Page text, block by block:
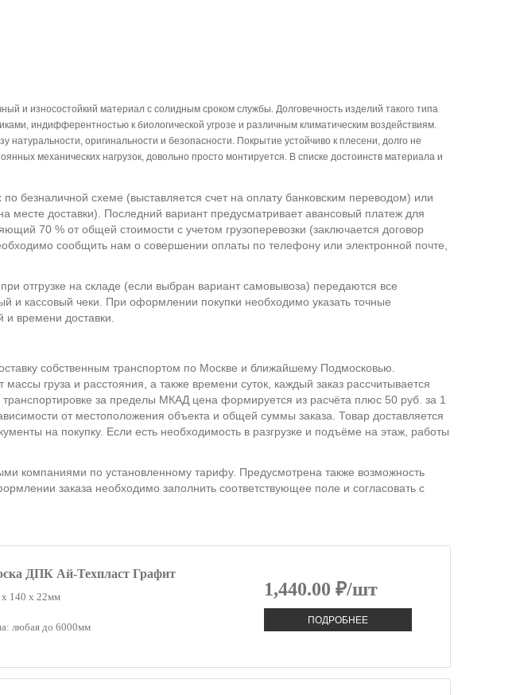
и износостойкий материал с солидным сроком службы. Долговечность изделий такого типа
индифферентностью к биологической угрозе и различным климатическим воздействиям.
натуральности, оригинальности и безопасности. Покрытие устойчиво к плесени, долго не
механических нагрузок, довольно просто монтируется. В списке достоинств материала и
по безналичной схеме (выставляется счет на оплату банковским переводом) или
месте доставки). Последний вариант предусматривает авансовый платеж для
70 % от общей стоимости с учетом грузоперевозки (заключается договор
сообщить нам о совершении оплаты по телефону или электронной почте,
отгрузке на складе (если выбран вариант самовывоза) передаются все
и кассовый чеки. При оформлении покупки необходимо указать точные
и времени доставки.
собственным транспортом по Москве и ближайшему Подмосковью.
груза и расстояния, а также времени суток, каждый заказ рассчитывается
за пределы МКАД цена формируется из расчёта плюс 50 руб. за 1
от местоположения объекта и общей суммы заказа. Товар доставляется
на покупку. Если есть необходимость в разгрузке и подъёме на этаж, работы
компаниями по установленному тарифу. Предусмотрена также возможность
заказа необходимо заполнить соответствующее поле и согласовать с
ДПК Ай-Техпласт Графит
140 х 22мм
любая до 6000мм
1,440.00 ₽/шт
ПОДРОБНЕЕ